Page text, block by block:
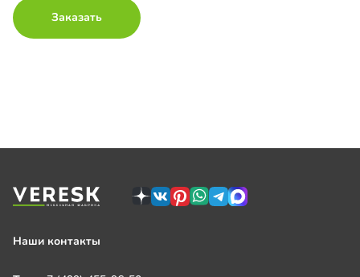
Заказать
Наши контакты